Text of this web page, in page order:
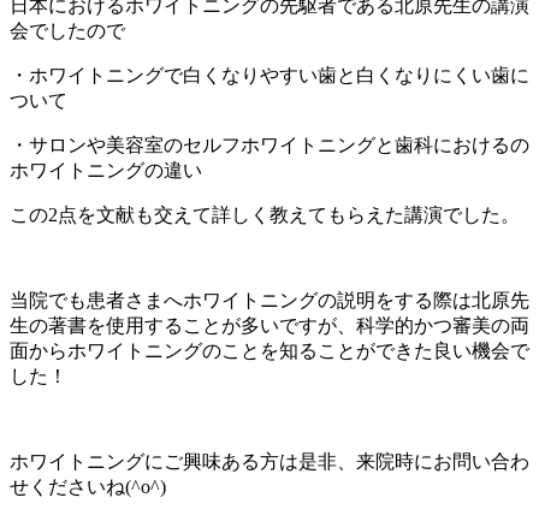
日本におけるホワイトニングの先駆者である北原先生の講演
会でしたので
・ホワイトニングで白くなりやすい歯と白くなりにくい歯に
ついて
・サロンや美容室のセルフホワイトニングと歯科におけるの
ホワイトニングの違い
この2点を文献も交えて詳しく教えてもらえた講演でした。
当院でも患者さまへホワイトニングの説明をする際は北原先
生の著書を使用することが多いですが、科学的かつ審美の両
面からホワイトニングのことを知ることができた良い機会で
した！
ホワイトニングにご興味ある方は是非、来院時にお問い合わ
せくださいね(^o^)